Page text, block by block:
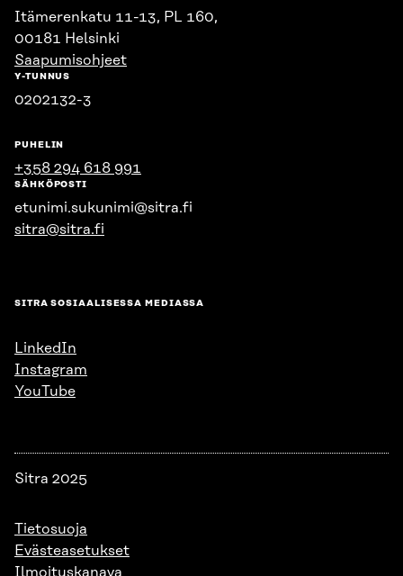
Itämerenkatu 11-13, PL 160,
00181 Helsinki
Saapumisohjeet
Y-TUNNUS
0202132-3
PUHELIN
+358 294 618 991
SÄHKÖPOSTI
etunimi.sukunimi@sitra.fi
sitra@sitra.fi
SITRA SOSIAALISESSA MEDIASSA
LinkedIn
Instagram
YouTube
Sitra 2025
Tietosuoja
Evästeasetukset
Ilmoituskanava